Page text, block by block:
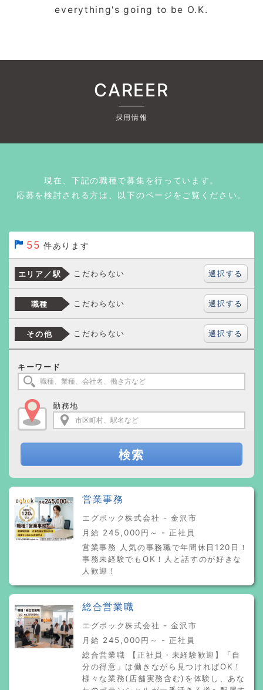
everything's going to be O.K.
CAREER
採用情報
現在、下記の職種で募集を行っています。
応募を検討される方は、以下のページをご覧ください。
55 件あります
エリア／駅 こだわらない 選択する
職種 こだわらない 選択する
その他 こだわらない 選択する
キーワード
勤務地
検索
営業事務
エグボック株式会社 - 金沢市
月給 245,000円～ - 正社員
営業事務 人気の事務職で年間休日120日！
事務未経験でもOK！人と話すのが好きな
人歓迎！
総合営業職
エグボック株式会社 - 金沢市
月給 245,000円～ - 正社員
総合営業職 【正社員・未経験歓迎】「自
分の得意」は働きながら見つければOK！
様々な業務(店舗実務含む)を体験し、あな